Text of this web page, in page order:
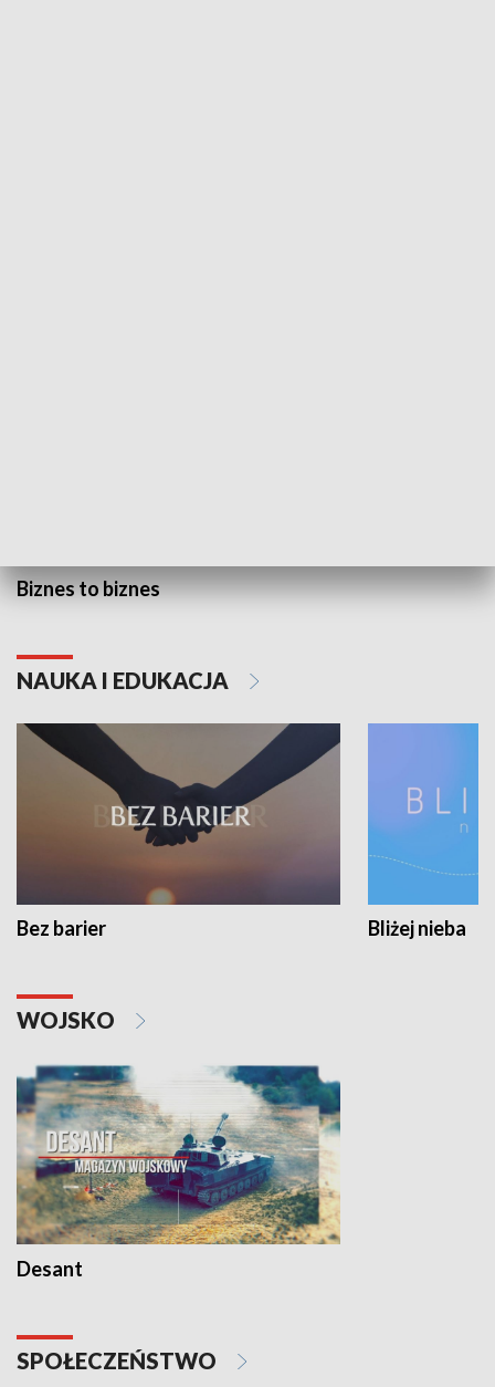
Biznes to biznes
NAUKA I EDUKACJA
Bez barier Bliżej nieba
WOJSKO
Desant
SPOŁECZEŃSTWO